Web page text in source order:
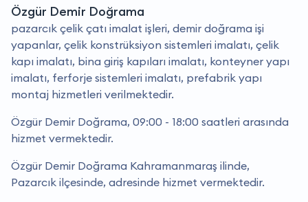
Özgür Demir Doğrama
pazarcık çelik çatı imalat işleri, demir doğrama işi
yapanlar, çelik konstrüksiyon sistemleri imalatı, çelik
kapı imalatı, bina giriş kapıları imalatı, konteyner yapı
imalatı, ferforje sistemleri imalatı, prefabrik yapı
montaj hizmetleri verilmektedir.
Özgür Demir Doğrama, 09:00 - 18:00 saatleri arasında
hizmet vermektedir.
Özgür Demir Doğrama Kahramanmaraş ilinde,
Pazarcık ilçesinde, adresinde hizmet vermektedir.